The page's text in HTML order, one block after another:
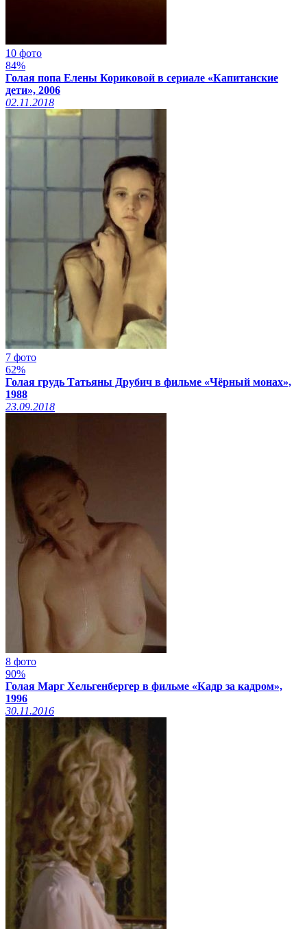
10 фото
84%
Голая попа Елены Кориковой в сериале «Капитанские
дети», 2006
02.11.2018
7 фото
62%
Голая грудь Татьяны Друбич в фильме «Чёрный монах»,
1988
23.09.2018
8 фото
90%
Голая Марг Хельгенбергер в фильме «Кадр за кадром»,
1996
30.11.2016